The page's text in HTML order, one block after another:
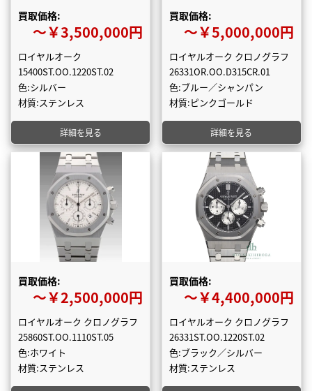
買取価格:
〜￥3,500,000円
ロイヤルオーク
15400ST.OO.1220ST.02
色:シルバー
材質:ステンレス
詳細を見る
買取価格:
〜￥5,000,000円
ロイヤルオーク クロノグラフ
26331OR.OO.D315CR.01
色:ブルー／シャンパン
材質:ピンクゴールド
詳細を見る
買取価格:
〜￥2,500,000円
ロイヤルオーク クロノグラフ
25860ST.OO.1110ST.05
色:ホワイト
材質:ステンレス
買取価格:
〜￥4,400,000円
ロイヤルオーク クロノグラフ
26331ST.OO.1220ST.02
色:ブラック／シルバー
材質:ステンレス